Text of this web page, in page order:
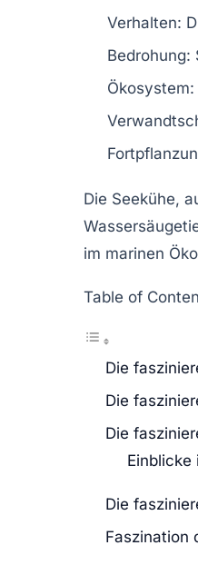
Verhalten:
Bedrohung:
Ökosystem
Die Seekühe,
im marinen
Table of
Die
Die
Die
Einblicke
Die
Faszination